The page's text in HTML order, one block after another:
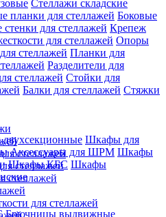
стеллажей
стеллажей
стеллажей
для стеллажей
Стеллажи складские
планки для стеллажей Боковые
стенки для стеллажей Крепеж
для стеллажей Опоры
стеллажей Планки для
Разделители для
стеллажей Стойки для
Балки для стеллажей Стяжки
Шкафы для
Аксессуары для ШРМ Шкафы
Шкафы КБС Шкафы
Брючницы выдвижные